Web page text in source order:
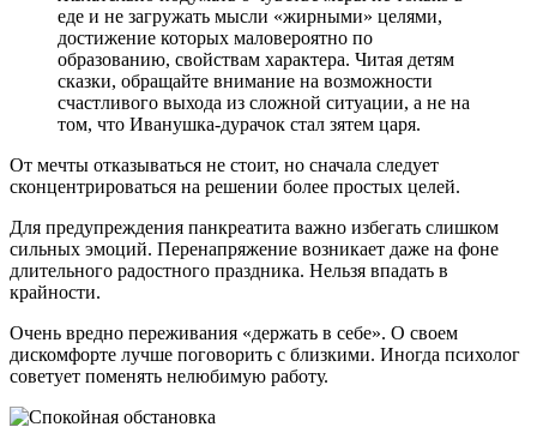
еде и не загружать мысли «жирными» целями,
достижение которых маловероятно по
образованию, свойствам характера. Читая детям
сказки, обращайте внимание на возможности
счастливого выхода из сложной ситуации, а не на
том, что Иванушка-дурачок стал зятем царя.
От мечты отказываться не стоит, но сначала следует
сконцентрироваться на решении более простых целей.
Для предупреждения панкреатита важно избегать слишком
сильных эмоций. Перенапряжение возникает даже на фоне
длительного радостного праздника. Нельзя впадать в
крайности.
Очень вредно переживания «держать в себе». О своем
дискомфорте лучше поговорить с близкими. Иногда психолог
советует поменять нелюбимую работу.